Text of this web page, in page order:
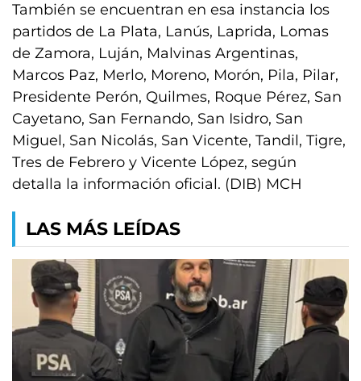
También se encuentran en esa instancia los
partidos de La Plata, Lanús, Laprida, Lomas
de Zamora, Luján, Malvinas Argentinas,
Marcos Paz, Merlo, Moreno, Morón, Pila, Pilar,
Presidente Perón, Quilmes, Roque Pérez, San
Cayetano, San Fernando, San Isidro, San
Miguel, San Nicolás, San Vicente, Tandil, Tigre,
Tres de Febrero y Vicente López, según
detalla la información oficial. (DIB) MCH
LAS MÁS LEÍDAS